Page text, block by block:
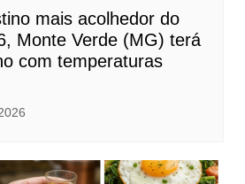
mais acolhedor do
Monte Verde (MG) terá
com temperaturas